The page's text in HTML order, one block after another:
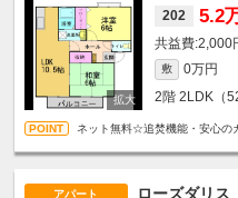
202 5.2
2,000
敷 0万円
2階 2LDK（
ネット無料☆追焚機能・安心の
アパート ローズダリス